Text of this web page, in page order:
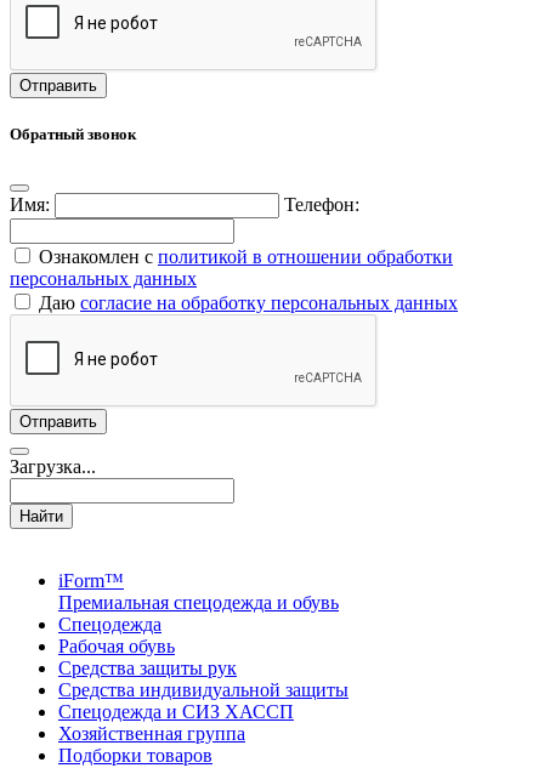
Обратный звонок
Имя: Телефон:
Ознакомлен с политикой в отношении обработки
персональных данных
Даю согласие на обработку персональных данных
Загрузка...
Найти
iForm™
Премиальная спецодежда и обувь
Спецодежда
Рабочая обувь
Средства защиты рук
Средства индивидуальной защиты
Спецодежда и СИЗ ХАССП
Хозяйственная группа
Подборки товаров